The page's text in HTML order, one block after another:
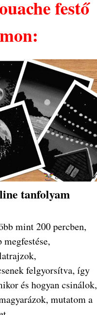
festő
tanfolyam
mint 200 percben,
felgyorsítva, így
és hogyan csinálok,
mutatom a